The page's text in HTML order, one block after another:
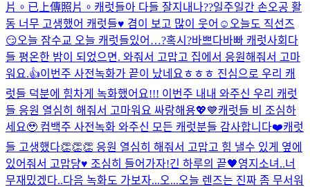
片。 已上傳照片。 캐럿들아 다들 잘지내나??일주일간 손오공 활
동 너무 고생했어 캐럿들♥️ 겸이 보고 많이 웃어☺️ 오늘도 직선즈
😏오늘 잠수교 오늘 캐럿들있어…?혹시?바쁘다바빠 캐럿사회 다
들 평온한 밤이 되었으면. 와줘서 고맙고 집에서 응원해줘서 고마
워요.👍이번주 사전녹화가 끝이 났네요ㅎㅎㅎ 진심으로 우리 캐
럿들 덕분에 힘차게 녹화했어요!!! 이번주 내내 와주신 우리 캐럿
들 응원 열심히 해줘서 고마워요 싸랑해용💖💙캐럿들 비 조심하
세요🥹 컴백주 사전녹화 와주신 모든 캐럿분들 감사합니다❤️캐럿
들 고생했다👏👏👏 응원 열심히 해줘서 고맙고 힘 낼수 있게 옆에
있어줘서 고맙댱♥️ 조심히 들어가자!긴 하루의 끝🖤영지소녀..너
무재밌겠다..다음 녹화도 가보자...오...오늘 렌즈는 진짜 좀 무서워